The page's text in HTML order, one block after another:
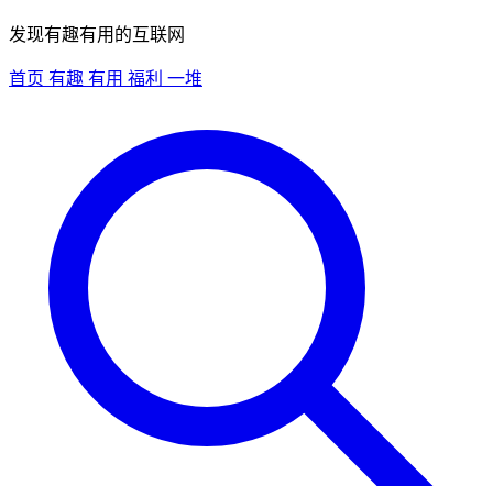
发现有趣有用的互联网
首页 有趣 有用 福利 一堆